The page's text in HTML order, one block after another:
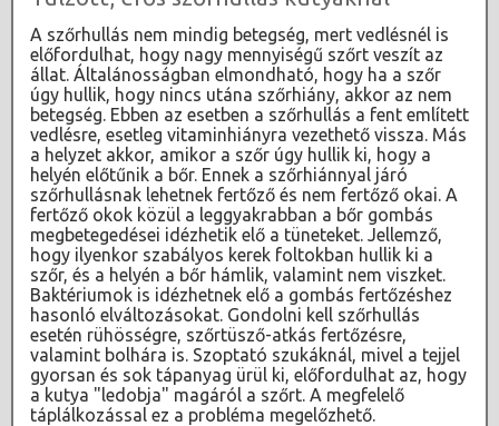
A szőrhullás nem mindig betegség, mert vedlésnél is
előfordulhat, hogy nagy mennyiségű szőrt veszít az
állat. Általánosságban elmondható, hogy ha a szőr
úgy hullik, hogy nincs utána szőrhiány, akkor az nem
betegség. Ebben az esetben a szőrhullás a fent említett
vedlésre, esetleg vitaminhiányra vezethető vissza. Más
a helyzet akkor, amikor a szőr úgy hullik ki, hogy a
helyén előtűnik a bőr. Ennek a szőrhiánnyal járó
szőrhullásnak lehetnek fertőző és nem fertőző okai. A
fertőző okok közül a leggyakrabban a bőr gombás
megbetegedései idézhetik elő a tüneteket. Jellemző,
hogy ilyenkor szabályos kerek foltokban hullik ki a
szőr, és a helyén a bőr hámlik, valamint nem viszket.
Baktériumok is idézhetnek elő a gombás fertőzéshez
hasonló elváltozásokat. Gondolni kell szőrhullás
esetén rühösségre, szőrtüsző-atkás fertőzésre,
valamint bolhára is. Szoptató szukáknál, mivel a tejjel
gyorsan és sok tápanyag ürül ki, előfordulhat az, hogy
a kutya "ledobja" magáról a szőrt. A megfelelő
táplálkozással ez a probléma megelőzhető.